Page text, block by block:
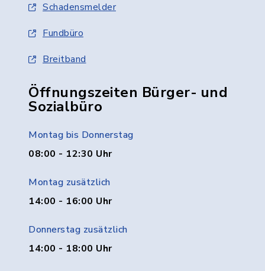
Schadensmelder
Fundbüro
Breitband
Öffnungszeiten Bürger- und
Sozialbüro
Montag bis Donnerstag
08:00 - 12:30 Uhr
Montag zusätzlich
14:00 - 16:00 Uhr
Donnerstag zusätzlich
14:00 - 18:00 Uhr